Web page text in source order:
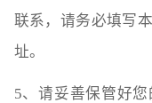
联系，请务必填写
址。
5、请妥善保管好